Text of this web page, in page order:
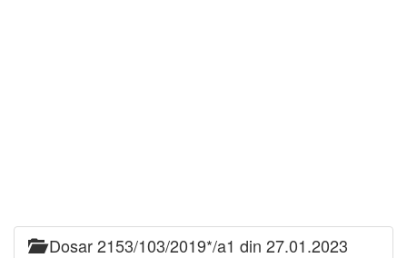
Dosar 2153/103/2019*/a1 din 27.01.2023